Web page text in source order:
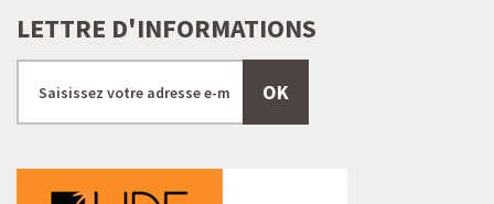
LETTRE D'INFORMATIONS
OK